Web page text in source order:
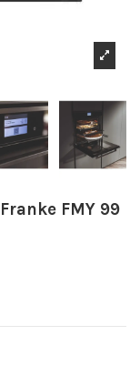
FMY 99